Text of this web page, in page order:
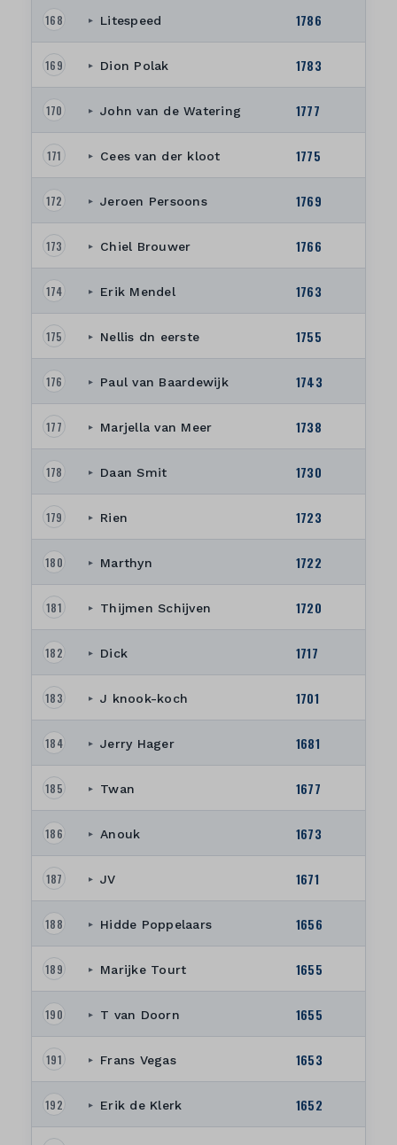
168 ▸ Litespeed 1786
169 ▸ Dion Polak 1783
170 ▸ John van de Watering 1777
171 ▸ Cees van der kloot 1775
172 ▸ Jeroen Persoons 1769
173 ▸ Chiel Brouwer 1766
174 ▸ Erik Mendel 1763
175 ▸ Nellis dn eerste 1755
176 ▸ Paul van Baardewijk 1743
177 ▸ Marjella van Meer 1738
178 ▸ Daan Smit 1730
179 ▸ Rien 1723
180 ▸ Marthyn 1722
181 ▸ Thijmen Schijven 1720
182 ▸ Dick 1717
183 ▸ J knook-koch 1701
184 ▸ Jerry Hager 1681
185 ▸ Twan 1677
186 ▸ Anouk 1673
187 ▸ JV 1671
188 ▸ Hidde Poppelaars 1656
189 ▸ Marijke Tourt 1655
190 ▸ T van Doorn 1655
191 ▸ Frans Vegas 1653
192 ▸ Erik de Klerk 1652